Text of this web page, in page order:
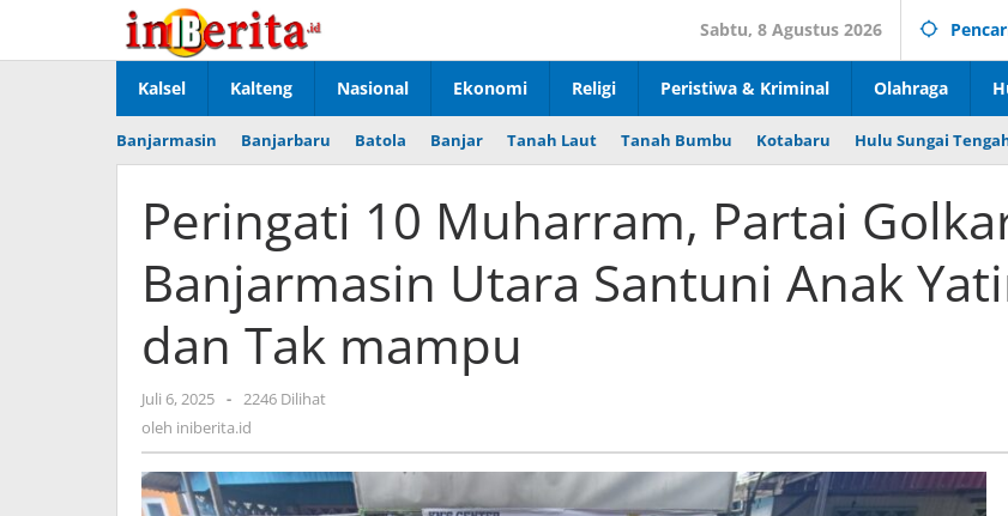
konten
Sabtu, 8 Agustus 2026
Kalsel Kalteng Nasional Ekonomi Religi Peristiwa & Kriminal Olahraga
Banjarmasin Banjarbaru Batola Banjar Tanah Laut Tanah Bumbu Kotabaru Hulu Sungai
Peringati 10 Muharram, Partai
Banjarmasin Utara Santuni Anak
dan Tak mampu
Juli 6, 2025 oleh
iniberita.id
- 2246 Dilihat
oleh iniberita.id